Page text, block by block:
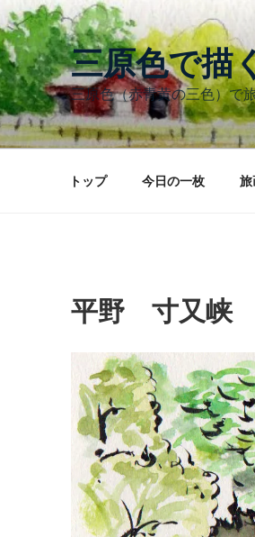
三原色で
三原色（赤青黄の三色）
トップ 今日の一枚 旅
平野 寸又峡